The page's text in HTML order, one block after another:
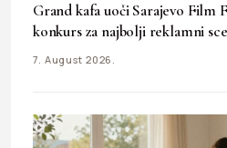
Grand kafa uoči Sarajevo Film
konkurs za najbolji reklamni
7. August 2026.